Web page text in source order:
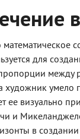
математическое
для
между
художник
ее визуально
и
в создании